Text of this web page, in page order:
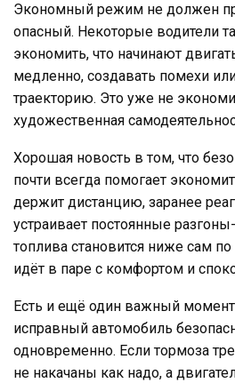
Экономный режим не должен
опасный. Некоторые водители
экономить, что начинают
медленно, создавать помехи
траекторию. Это уже не
художественная
Хорошая новость в том, что
почти всегда помогает
держит дистанцию, заранее
устраивает постоянные
топлива становится ниже сам
идёт в паре с комфортом и
Есть и ещё один важный
исправный автомобиль
одновременно. Если тормоза
не накачаны как надо, а